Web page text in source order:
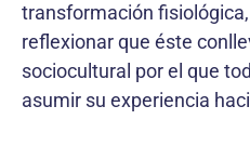
transformación
reflexionar que éste
sociocultural por el que
asumir su experiencia